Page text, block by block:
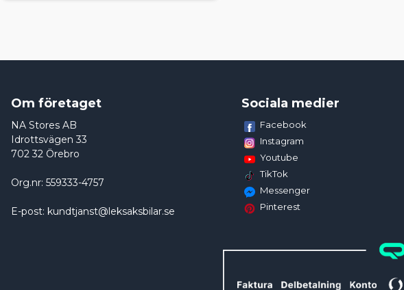
Om företaget
NA Stores AB
Idrottsvägen 33
702 32 Örebro
Org.nr: 559333-4757
E-post: kundtjanst@leksaksbilar.se
Sociala medier
Facebook
Instagram
Youtube
TikTok
Messenger
Pinterest